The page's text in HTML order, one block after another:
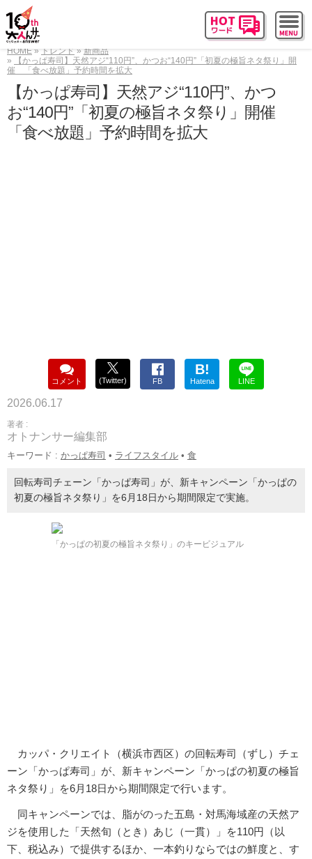
HOME トレンド
新商品
【かっぱ寿司】天然アジ“110円”、かつお“140円”「初夏の極旨ネタ祭り」開
催 「食べ放題」予約時間を拡大
【かっぱ寿司】天然アジ“110円”、かつ
お“140円”「初夏の極旨ネタ祭り」開催
「食べ放題」予約時間を拡大
コメント (Twitter) FB
B!
Hatena LINE
2026.06.17
著者 :
オトナンサー編集部
キーワード : かっぱ寿司 • ライフスタイル • 食
回転寿司チェーン「かっぱ寿司」が、新キャンペーン「かっぱの
初夏の極旨ネタ祭り」を6月18日から期間限定で実施。
「かっぱの初夏の極旨ネタ祭り」のキービジュアル
カッパ・クリエイト（横浜市西区）の回転寿司（ずし）チェ
ーン「かっぱ寿司」が、新キャンペーン「かっぱの初夏の極旨
ネタ祭り」を6月18日から期間限定で行います。
同キャンペーンでは、脂がのった五島・対馬海域産の天然ア
ジを使用した「天然旬（とき）あじ（一貫）」を110円（以
下、税込み）で提供するほか、一本釣りならではの鮮度と、す